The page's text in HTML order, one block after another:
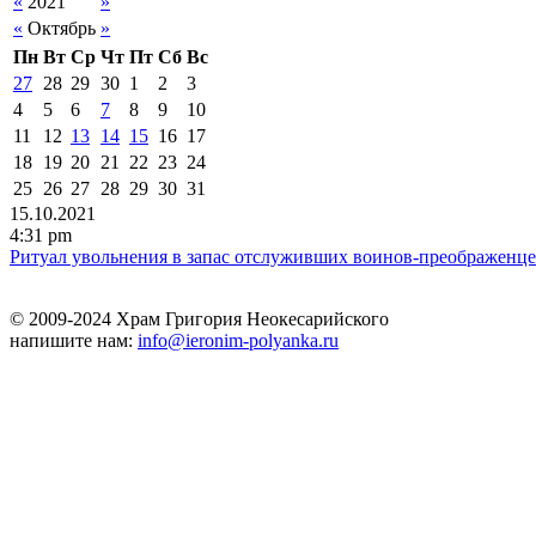
« Октябрь »
Пн Вт Ср Чт Пт Сб Вс
27 28 29 30 1 2
3
4
5 6 7 8 9
10
11
12 13 14 15 16 17
18 19 20 21 22 23 24
25 26 27 28 29 30 31
15.10.2021
4:31 pm
Ритуал увольнения в запас отслуживших воинов-
© 2009-2024 Храм Григория Неокесарийского
напишите нам: info@ieronim-polyanka.ru